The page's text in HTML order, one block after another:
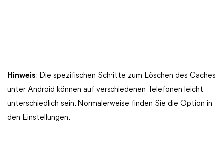
Hinweis: Die spezifischen Schritte zum Löschen des Caches
unter Android können auf verschiedenen Telefonen leicht
unterschiedlich sein. Normalerweise finden Sie die Option in
den Einstellungen.